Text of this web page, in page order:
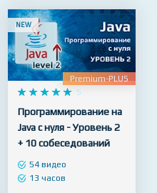
NEW
Premium-PLUS
    
     5
Программирование на
Java с нуля - Уровень 2
+ 10 собеседований